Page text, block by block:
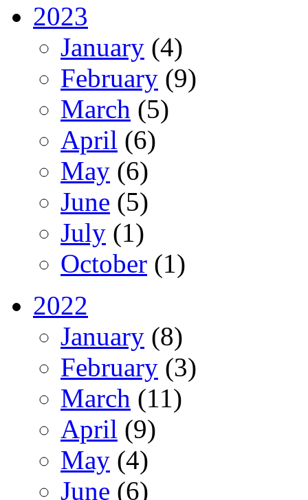
2023
January (4)
February (9)
March (5)
April (6)
May (6)
June (5)
July (1)
October (1)
2022
January (8)
February (3)
March (11)
April (9)
May (4)
June (6)